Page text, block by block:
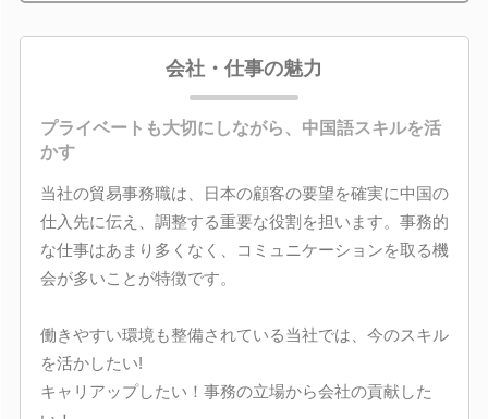
会社・仕事の魅力
プライベートも大切にしながら、中国語スキルを活
かす
当社の貿易事務職は、日本の顧客の要望を確実に中国の
仕入先に伝え、調整する重要な役割を担います。事務的
な仕事はあまり多くなく、コミュニケーションを取る機
会が多いことが特徴です。
働きやすい環境も整備されている当社では、今のスキル
を活かしたい!
キャリアップしたい！事務の立場から会社の貢献した